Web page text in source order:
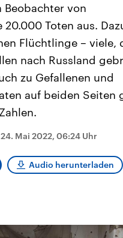
am 6.
neuen
das
Koalition aus
Berichte
den Parteien
gehören die
den
mit großem
aktuelle
Podcasts
Beobachter von
Toten aus.
Flüchtlinge – viele,
nach Russland
zu Gefallenen und
auf beiden Seiten
24. Mai 2022, 06:24 Uhr
Audio herunterladen